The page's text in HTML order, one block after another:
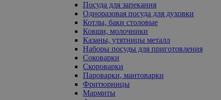
Посуда для запекания
Одноразовая посуда для духовки
Котлы, баки столовые
Ковши, молочники
Казаны, утятницы металл
Наборы посуды для приготовления
Соковарки
Скороварки
Пароварки, мантоварки
Фритюрницы
Мармиты